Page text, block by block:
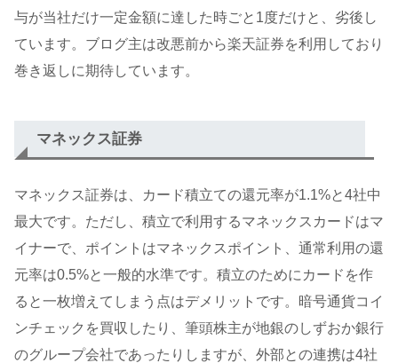
与が当社だけ一定金額に達した時ごと1度だけと、劣後し
ています。ブログ主は改悪前から楽天証券を利用しており
巻き返しに期待しています。
マネックス証券
マネックス証券は、カード積立ての還元率が1.1%と4社中
最大です。ただし、積立で利用するマネックスカードはマ
イナーで、ポイントはマネックスポイント、通常利用の還
元率は0.5%と一般的水準です。積立のためにカードを作
ると一枚増えてしまう点はデメリットです。暗号通貨コイ
ンチェックを買収したり、筆頭株主が地銀のしずおか銀行
のグループ会社であったりしますが、外部との連携は4社